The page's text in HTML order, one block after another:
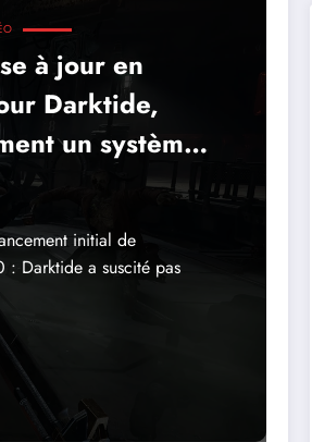
à jour en
Darktide,
un système
initial de
Darktide a suscité pas